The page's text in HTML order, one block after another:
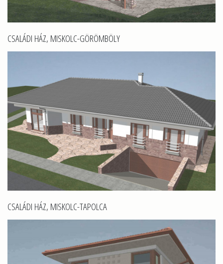
CSALÁDI HÁZ, MISKOLC-GÖRÖMBÖLY
CSALÁDI HÁZ, MISKOLC-TAPOLCA